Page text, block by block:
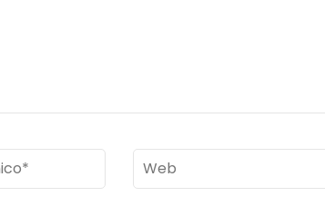
Web